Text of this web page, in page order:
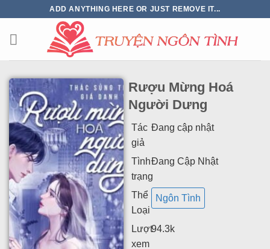
ADD ANYTHING HERE OR JUST REMOVE IT...
Rượu Mừng Hoá
Người Dưng
Tác
giả
Đang cập nhật
Tình
trạng
Đang Cập Nhật
Thể
Loại
Ngôn Tình
Lượt
xem
94.3k